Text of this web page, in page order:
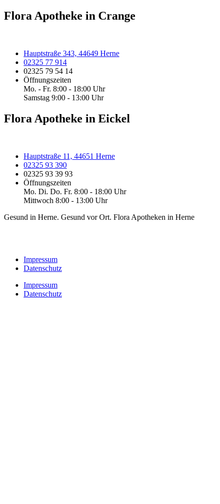
Flora Apotheke in Crange
Hauptstraße 343, 44649 Herne
02325 77 914
02325 79 54 14
Öffnungszeiten
Mo. - Fr. 8:00 - 18:00 Uhr
Samstag 9:00 - 13:00 Uhr
Flora Apotheke in Eickel
Hauptstraße 11, 44651 Herne
02325 93 390
02325 93 39 93
Öffnungszeiten
Mo. Di. Do. Fr. 8:00 - 18:00 Uhr
Mittwoch 8:00 - 13:00 Uhr
Gesund in Herne. Gesund vor Ort. Flora Apotheken in Herne
Impressum
Datenschutz
Impressum
Datenschutz